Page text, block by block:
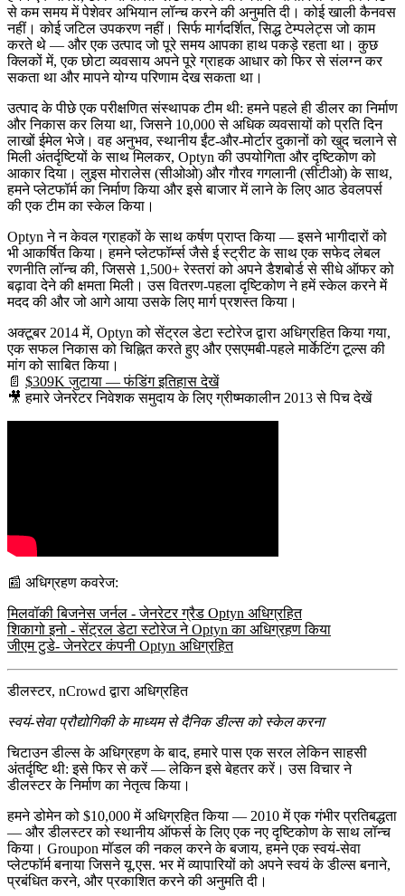
से कम समय में पेशेवर अभियान लॉन्च करने की अनुमति दी। कोई खाली कैनवस
नहीं। कोई जटिल उपकरण नहीं। सिर्फ मार्गदर्शित, सिद्ध टेम्पलेट्स जो काम
करते थे — और एक उत्पाद जो पूरे समय आपका हाथ पकड़े रहता था। कुछ
क्लिकों में, एक छोटा व्यवसाय अपने पूरे ग्राहक आधार को फिर से संलग्न कर
सकता था और मापने योग्य परिणाम देख सकता था।
उत्पाद के पीछे एक परीक्षणित संस्थापक टीम थी: हमने पहले ही डीलर का निर्माण
और निकास कर लिया था, जिसने 10,000 से अधिक व्यवसायों को प्रति दिन
लाखों ईमेल भेजे। वह अनुभव, स्थानीय ईंट-और-मोर्टार दुकानों को खुद चलाने से
मिली अंतर्दृष्टियों के साथ मिलकर, Optyn की उपयोगिता और दृष्टिकोण को
आकार दिया। लुइस मोरालेस (सीओओ) और गौरव गगलानी (सीटीओ) के साथ,
हमने प्लेटफॉर्म का निर्माण किया और इसे बाजार में लाने के लिए आठ डेवलपर्स
की एक टीम का स्केल किया।
Optyn ने न केवल ग्राहकों के साथ कर्षण प्राप्त किया — इसने भागीदारों को
भी आकर्षित किया। हमने प्लेटफॉर्म्स जैसे ई स्ट्रीट के साथ एक सफेद लेबल
रणनीति लॉन्च की, जिससे 1,500+ रेस्तरां को अपने डैशबोर्ड से सीधे ऑफर को
बढ़ावा देने की क्षमता मिली। उस वितरण-पहला दृष्टिकोण ने हमें स्केल करने में
मदद की और जो आगे आया उसके लिए मार्ग प्रशस्त किया।
अक्टूबर 2014में, Optyn कोसेंट्रल डेटा स्टोरेजद्वारा अधिग्रहितकिया गया,
एक सफल निकास को चिह्नित करते हुए और एसएमबी-पहले मार्केटिंग टूल्स की
मांग को साबित किया।
📄 $309K जुटाया — फंडिंग इतिहास देखें
🎥 हमारे जेनरेटर निवेशक समुदाय के लिए ग्रीष्मकालीन 2013 से पिच देखें
📰 अधिग्रहण कवरेज:
मिलवॉकी बिजनेस जर्नल - जेनरेटर ग्रैड Optyn अधिग्रहित
शिकागो इनो - सेंट्रल डेटा स्टोरेज ने Optyn का अधिग्रहण किया
जीएम टुडे- जेनरेटर कंपनी Optyn अधिग्रहित
डीलस्टर, nCrowd द्वारा अधिग्रहित
स्वयं-सेवा प्रौद्योगिकी के माध्यम से दैनिक डील्स को स्केल करना
चिटाउन डील्स के अधिग्रहण के बाद, हमारे पास एक सरल लेकिन साहसी
अंतर्दृष्टि थी: इसे फिर से करें — लेकिन इसे बेहतर करें। उस विचार ने
डीलस्टरके निर्माण का नेतृत्व किया।
हमने डोमेन को $10,000 में अधिग्रहित किया — 2010 में एक गंभीर प्रतिबद्धता
— और डीलस्टर को स्थानीय ऑफर्स के लिए एक नए दृष्टिकोण के साथ लॉन्च
किया। Groupon मॉडल की नकल करने के बजाय, हमने एकस्वयं-सेवा
प्लेटफॉर्मबनाया जिसने यू.एस. भर में व्यापारियों को अपने स्वयं के डील्स बनाने,
प्रबंधित करने, और प्रकाशित करने की अनुमति दी।